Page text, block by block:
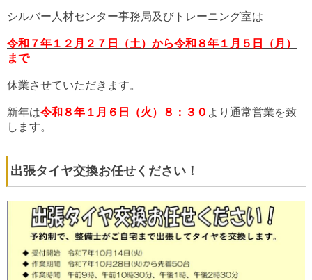
シルバー人材センター事務局及びトレーニング室は
令和７年１２月２７日（土）から令和８年１月５日（月）
まで
休業させていただきます。
新年は令和８年１月６日（火）８：３０ より通常営業を致
します。
出張タイヤ交換お任せください！